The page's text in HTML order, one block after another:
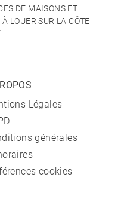
DE MAISONS ET
LOUER SUR LA CÔTE
Légales
générales
cookies